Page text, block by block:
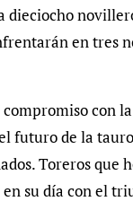
dieciocho
en tres
con
futuro de la
Toreros que
su día con el